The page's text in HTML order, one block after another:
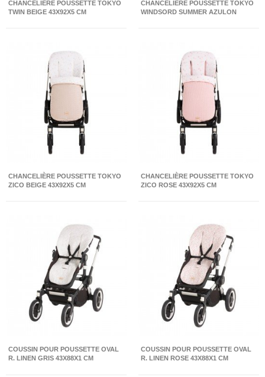
CHANCELIÈRE POUSSETTE TOKYO
TWIN BEIGE 43X92X5 CM
CHANCELIÈRE POUSSETTE TOKYO
WINDSORD SUMMER AZULON
CHANCELIÈRE POUSSETTE TOKYO
ZICO BEIGE 43X92X5 CM
CHANCELIÈRE POUSSETTE TOKYO
ZICO ROSE 43X92X5 CM
COUSSIN POUR POUSSETTE OVAL
R. LINEN GRIS 43X88X1 CM
COUSSIN POUR POUSSETTE OVAL
R. LINEN ROSE 43X88X1 CM